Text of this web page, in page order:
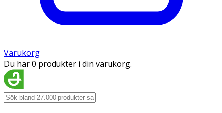
Varukorg
Du har 0 produkter i din varukorg.